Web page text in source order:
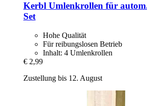
Kerbl Umlenkrollen für
Set
Hohe Qualität
Für reibungslosen Betrieb
Inhalt: 4 Umlenkrollen
€ 2,99
Zustellung bis 12. August